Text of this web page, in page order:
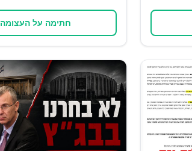
חתימה על העצומה